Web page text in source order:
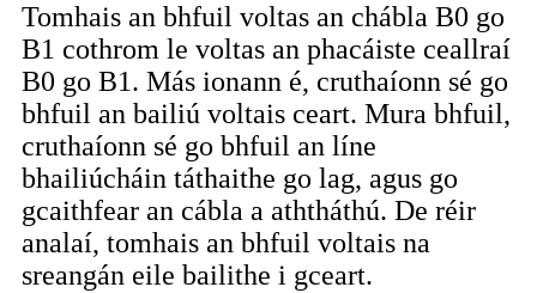
Tomhais an bhfuil voltas an chábla B0 go
B1 cothrom le voltas an phacáiste ceallraí
B0 go B1. Más ionann é, cruthaíonn sé go
bhfuil an bailiú voltais ceart. Mura bhfuil,
cruthaíonn sé go bhfuil an líne
bhailiúcháin táthaithe go lag, agus go
gcaithfear an cábla a aththáthú. De réir
analaí, tomhais an bhfuil voltais na
sreangán eile bailithe i gceart.